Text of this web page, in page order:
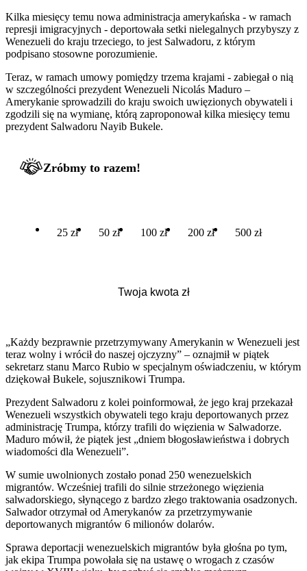
Kilka miesięcy temu nowa administracja amerykańska - w ramach
represji imigracyjnych - deportowała setki nielegalnych przybyszy z
Wenezueli do kraju trzeciego, to jest Salwadoru, z którym
podpisano stosowne porozumienie.
Teraz, w ramach umowy pomiędzy trzema krajami - zabiegał o nią
w szczególności prezydent Wenezueli Nicolás Maduro –
Amerykanie sprowadzili do kraju swoich uwięzionych obywateli i
zgodzili się na wymianę, którą zaproponował kilka miesięcy temu
prezydent Salwadoru Nayib Bukele.
Zróbmy to razem!
25 zł 50 zł 100 zł 200 zł 500 zł
„Każdy bezprawnie przetrzymywany Amerykanin w Wenezueli jest
teraz wolny i wrócił do naszej ojczyzny” – oznajmił w piątek
sekretarz stanu Marco Rubio w specjalnym oświadczeniu, w którym
dziękował Bukele, sojusznikowi Trumpa.
Prezydent Salwadoru z kolei poinformował, że jego kraj przekazał
Wenezueli wszystkich obywateli tego kraju deportowanych przez
administrację Trumpa, którzy trafili do więzienia w Salwadorze.
Maduro mówił, że piątek jest „dniem błogosławieństwa i dobrych
wiadomości dla Wenezueli”.
W sumie uwolnionych zostało ponad 250 wenezuelskich
migrantów. Wcześniej trafili do silnie strzeżonego więzienia
salwadorskiego, słynącego z bardzo złego traktowania osadzonych.
Salwador otrzymał od Amerykanów za przetrzymywanie
deportowanych migrantów 6 milionów dolarów.
Sprawa deportacji wenezuelskich migrantów była głośna po tym,
jak ekipa Trumpa powołała się na ustawę o wrogach z czasów